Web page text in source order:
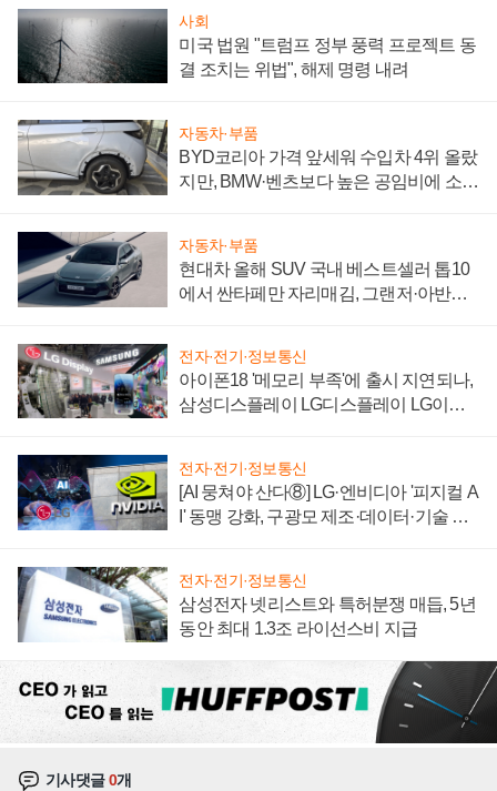
사회
미국 법원 "트럼프 정부 풍력 프로젝트 동
결 조치는 위법", 해제 명령 내려
자동차·부품
BYD코리아 가격 앞세워 수입차 4위 올랐
지만, BMW·벤츠보다 높은 공임비에 소비
자동차·부품
현대차 올해 SUV 국내 베스트셀러 톱10
에서 싼타페만 자리매김, 그랜저·아반떼
전자·전기·정보통신
아이폰18 '메모리 부족'에 출시 지연되나,
삼성디스플레이 LG디스플레이 LG이노
전자·전기·정보통신
[AI 뭉쳐야 산다⑧] LG·엔비디아 '피지컬 A
I' 동맹 강화, 구광모 제조·데이터·기술 결
전자·전기·정보통신
삼성전자 넷리스트와 특허분쟁 매듭, 5년
동안 최대 1.3조 라이선스비 지급
기사댓글0개